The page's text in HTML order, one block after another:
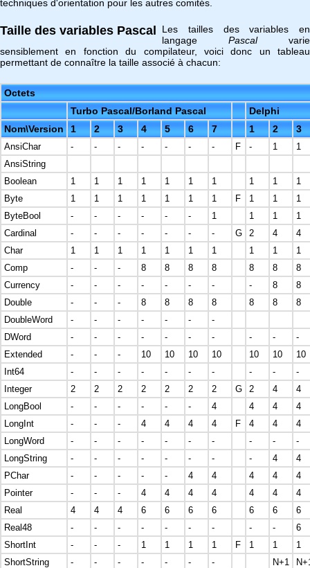
techniques d'orientation pour les autres comités.
Taille des variables Pascal
Les tailles des variables en
langage Pascalvarie
sensiblement en fonction du compilateur, voici donc un tableau
permettant de connaître la taille associé à chacun:
Octets
Turbo Pascal/Borland Pascal
Delphi
Nom\Version
1 2 3 4 5 6 7 1 2 3
AnsiChar - - - - - - - F - 1
1
AnsiString
Boolean
1 1 1 1 1 1 1 1 1
1
Byte
1 1 1 1 1 1 1 F 1 1
1
ByteBool
- - - - - - 1 1 1
1
Cardinal
- - - - - - - G 2 4
4
Char
1 1 1 1 1 1 1 1 1
1
Comp
- - - 8 8 8 8 8 8
8
Currency
- - - - - - - - 8
8
Double
- - - 8 8 8 8 8 8
8
DoubleWord
- - - - - -
-
DWord
- - - - - - - - -
-
Extended
- - - 10 10 10 10 10 10
10
Int64
- - - - - - - - -
-
Integer
2 2 2 2 2 2 2 G 2 4
4
LongBool
- - - - - - 4 4 4
4
LongInt
- - - 4 4 4 4 F 4 4
4
LongWord
- - - - - - - - -
-
LongString
- - - - - - - - 4
4
PChar
- - - - - 4 4 4 4
4
Pointer
- - - 4 4 4 4 4 4
4
Real
4 4 4 6 6 6 6 6 6
6
Real48
- - - - - - - - -
6
ShortInt
- - - 1 1 1 1 F 1 1
1
ShortString
- - - - - - - N+1